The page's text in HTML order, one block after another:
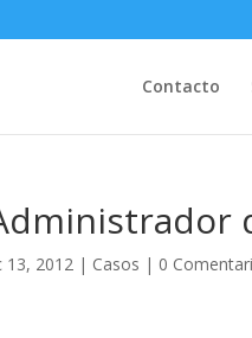
Contacto
13, 2012 | Casos | 0